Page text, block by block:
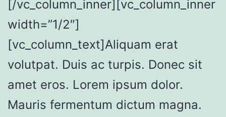
[/vc_column_inner][vc_column_inner
width=”1/2″]
[vc_column_text]Aliquam erat
volutpat. Duis ac turpis. Donec sit
amet eros. Lorem ipsum dolor.
Mauris fermentum dictum magna.